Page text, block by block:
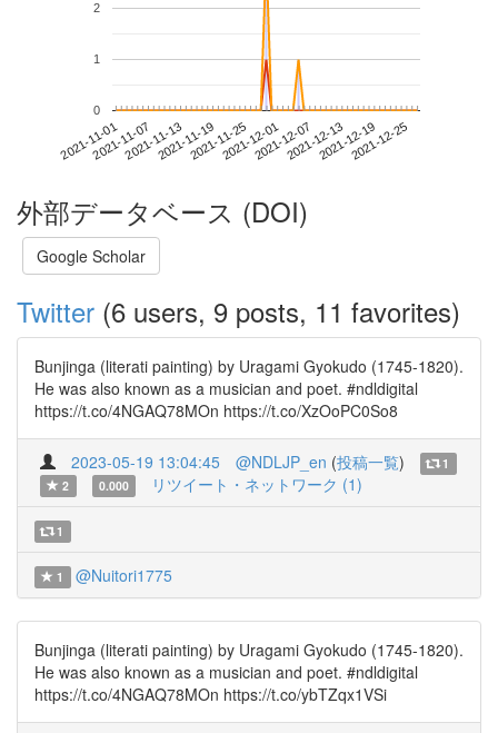
2021-11-012021-11-072021-11-132021-11-192021-11-252021-12-012021-12-072021-12-132021-12-192021-12-25
0
1
2
外部データベース (DOI)
Google Scholar
Twitter (6 users, 9 posts, 11 favorites)
Bunjinga (literati painting) by Uragami Gyokudo (1745-1820).
He was also known as a musician and poet. #ndldigital
https://t.co/4NGAQ78MOn https://t.co/XzOoPC0So8
2023-05-19 13:04:45 @NDLJP_en (投稿一覧)
1
2
0.000 リツイート・ネットワーク (1)
1
1 @Nuitori1775
Bunjinga (literati painting) by Uragami Gyokudo (1745-1820).
He was also known as a musician and poet. #ndldigital
https://t.co/4NGAQ78MOn https://t.co/ybTZqx1VSi